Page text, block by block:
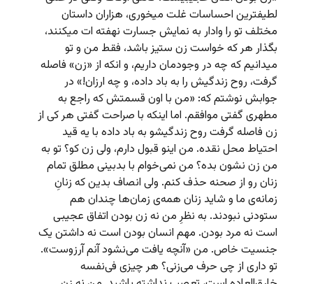
لطیفترین احساسات غلت میخوری، هزاران داستان
مختلف تو را وادار به نمایش جسارت نهفته ات میکنند،
بگذار هر که خواست زن ستیز باشد، فقط من و تو
میدانیم که چه در وجودمان داریم، و انکه از «زن» فاصله
گرفت، روح زندگیش را به باد داده، و چه ارزان!» در
جوابش نوشتم که: «من با اون قسمتش که راجع به
مطهری گفتی موافقم. اما اینکه با صراحت گفتی هر کی از
زن فاصله گرفت روح زندگیشو به باد داده با یه قید
احتیاط محل نقده. من اینو قبول دارم، ولی زن کو؟ تو به
من زن نشون بده؟ من نمی‌خوام با بدبینی مطلق تمام
زنان رو از صحنه حذف کنم. ولی انصاف بدین که زنانِ
زمانه‌ی ما و شاید زنان همه‌ی زمان‌ها چندان هم
ستودنی نبودند. به نظرِ من نه زن بودن اتفاق عجیبی
است نه مرد بودن. مهم انسان بودن است نه داشتن یک
جنسیت خاص. من «آنچه یافت می‌نشود آنم آرزوست».
تو داری از چی حرف می‌زنی؟ هر چیزی فی‌نفسه